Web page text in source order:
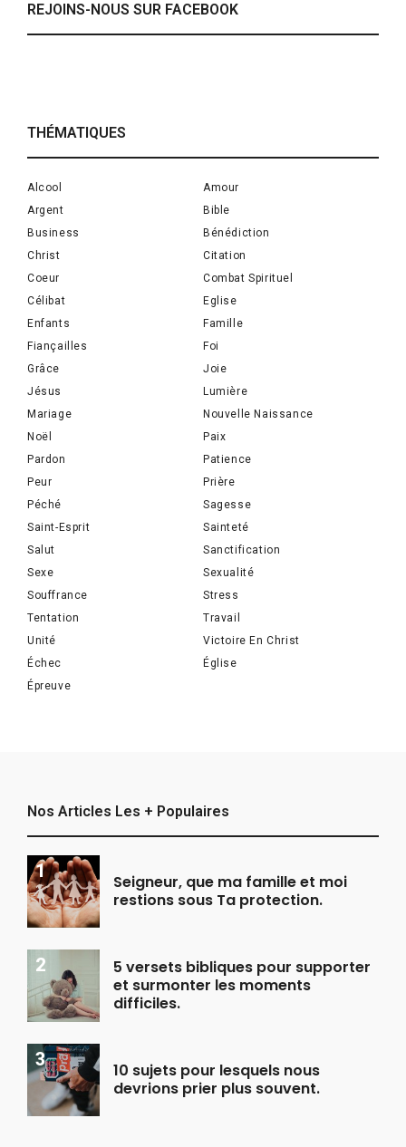
REJOINS-NOUS SUR FACEBOOK
THÉMATIQUES
Alcool
Amour
Argent
Bible
Business
Bénédiction
Christ
Citation
Coeur
Combat Spirituel
Célibat
Eglise
Enfants
Famille
Fiançailles
Foi
Grâce
Joie
Jésus
Lumière
Mariage
Nouvelle Naissance
Noël
Paix
Pardon
Patience
Peur
Prière
Péché
Sagesse
Saint-Esprit
Sainteté
Salut
Sanctification
Sexe
Sexualité
Souffrance
Stress
Tentation
Travail
Unité
Victoire En Christ
Échec
Église
Épreuve
Nos Articles Les + Populaires
Seigneur, que ma famille et moi
restions sous Ta protection.
5 versets bibliques pour supporter
et surmonter les moments
difficiles.
10 sujets pour lesquels nous
devrions prier plus souvent.